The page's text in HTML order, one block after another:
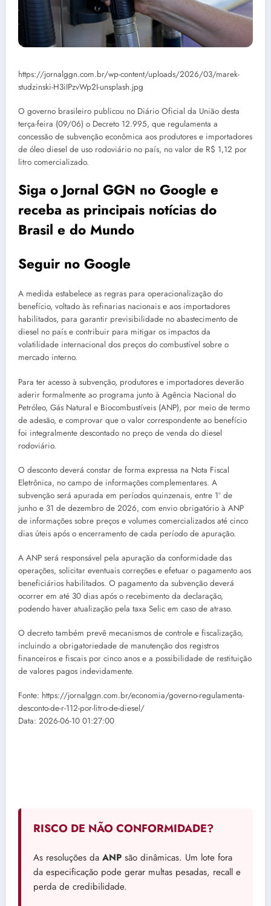
https://jornalggn.com.br/wp-content/uploads/2026/03/marek-
studzinski-H3iIPzvWp2I-unsplash.jpg
O governo brasileiro publicou no Diário Oficial da União desta
terça-feira (09/06) o Decreto 12.995, que regulamenta a
concessão de subvenção econômica aos produtores e importadores
de óleo diesel de uso rodoviário no país, no valor de R$ 1,12 por
litro comercializado.
Siga o Jornal GGN no Google e
receba as principais notícias do
Brasil e do Mundo
Seguir no Google
A medida estabelece as regras para operacionalização do
benefício, voltado às refinarias nacionais e aos importadores
habilitados, para garantir previsibilidade no abastecimento de
diesel no país e contribuir para mitigar os impactos da
volatilidade internacional dos preços do combustível sobre o
mercado interno.
Para ter acesso à subvenção, produtores e importadores deverão
aderir formalmente ao programa junto à Agência Nacional do
Petróleo, Gás Natural e Biocombustíveis (ANP), por meio de termo
de adesão, e comprovar que o valor correspondente ao benefício
foi integralmente descontado no preço de venda do diesel
rodoviário.
O desconto deverá constar de forma expressa na Nota Fiscal
Eletrônica, no campo de informações complementares. A
subvenção será apurada em períodos quinzenais, entre 1º de
junho e 31 de dezembro de 2026, com envio obrigatório à ANP
de informações sobre preços e volumes comercializados até cinco
dias úteis após o encerramento de cada período de apuração.
A ANP será responsável pela apuração da conformidade das
operações, solicitar eventuais correções e efetuar o pagamento aos
beneficiários habilitados. O pagamento da subvenção deverá
ocorrer em até 30 dias após o recebimento da declaração,
podendo haver atualização pela taxa Selic em caso de atraso.
O decreto também prevê mecanismos de controle e fiscalização,
incluindo a obrigatoriedade de manutenção dos registros
financeiros e fiscais por cinco anos e a possibilidade de restituição
de valores pagos indevidamente.
Fonte: https://jornalggn.com.br/economia/governo-regulamenta-
desconto-de-r-112-por-litro-de-diesel/
Data: 2026-06-10 01:27:00
RISCO DE NÃO CONFORMIDADE?
As resoluções da ANP são dinâmicas. Um lote fora
da especificação pode gerar multas pesadas, recall e
perda de credibilidade.